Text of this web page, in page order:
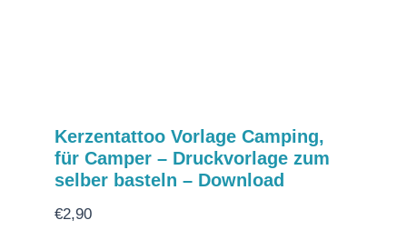
Kerzentattoo Vorlage Camping,
für Camper – Druckvorlage zum
selber basteln – Download
€2,90